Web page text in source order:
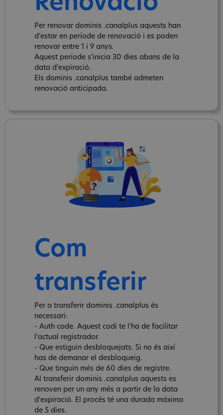
Per renovar dominis .canalplus aquests han
d’estar en període de renovació i es poden
renovar entre 1 i 9 anys.
Aquest període s’inicia 30 dies abans de la
data d’expiració.
Els dominis .canalplus també admeten
renovació anticipada.
Com
transferir
Per a transferir dominis .canalplus és
necessari:
- Auth code. Aquest codi te l'ha de facilitar
l'actual registrador.
- Que estiguin desbloquejats. Si no és així
has de demanar el desbloqueig.
- Que tinguin més de 60 dies de registre.
Al transferir dominis .canalplus aquests es
renoven per un any més a partir de la data
d'expiració. El procés té una durada máxima
de 5 dies.